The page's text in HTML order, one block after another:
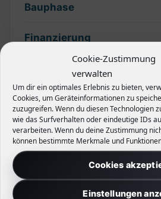
Cookie-Zustimmung
verwalten
Um dir ein optimales Erlebnis zu bieten,
Cookies, um Geräteinformationen zu
zuzugreifen. Wenn du diesen Technologien
wie das Surfverhalten oder eindeutige IDs
verarbeiten. Wenn du deine Zustimmung
können bestimmte Merkmale und
Cookies
Einstellungen
Bauphase
Finanzierung
Grundstück
Hecken